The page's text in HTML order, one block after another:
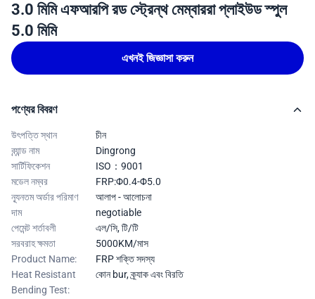
3.0 মিমি এফআরপি রড স্ট্রেন্থ মেম্বাররা প্লাইউড স্পুল
5.0 মিমি
এখনই জিজ্ঞাসা করুন
পণ্যের বিবরণ
উৎপত্তি স্থান
চীন
ব্র্যান্ড নাম
Dingrong
সার্টিফিকেশন
ISO：9001
মডেল নম্বর
FRP:Φ0.4-Φ5.0
ন্যূনতম অর্ডার পরিমাণ
আলাপ - আলোচনা
দাম
negotiable
পেমেন্ট শর্তাবলী
এল/সি, টি/টি
সরবরাহ ক্ষমতা
5000KM/মাস
Product Name:
FRP শক্তি সদস্য
Heat Resistant
Bending Test:
কোন bur, ক্র্যাক এবং বিরতি